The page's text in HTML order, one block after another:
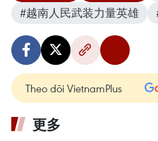
#越南人民武装力量英雄
Theo dõi VietnamPlus
更多